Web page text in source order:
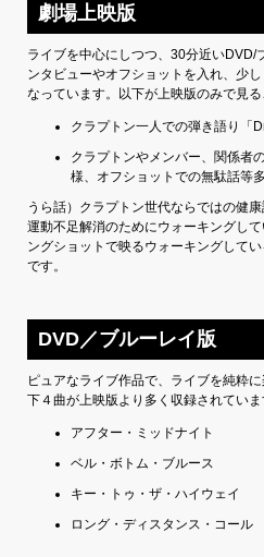
劇場上映版
ライブを中心にしつつ、30分近いDVD/
ンタビューやオフショットを入れ、少
なっています。以下が上映版のみで見る
クラプトン一人での弾き語り「
クラプトンやメンバー、関係者
様、オフショットでの無駄話等多
うら話）クラプトン世代ならではの健
運動不足解消のためにウォーキングし
ングショットで映るウォーキングして
です。
DVD／ブルーレイ版
ピュアなライブ作品で、ライブを純粋
下４曲が上映版より多く収録されていま
アフター・ミッドナイト
ベル・ボトム・ブルース
キー・トゥ・ザ・ハイウェイ
ロング・ディスタンス・コール